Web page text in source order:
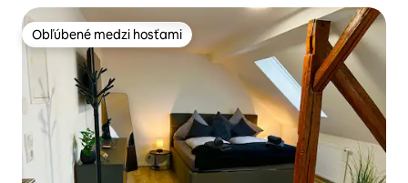
Obľúbené medzi hosťami
Obľúbené medzi hosťami